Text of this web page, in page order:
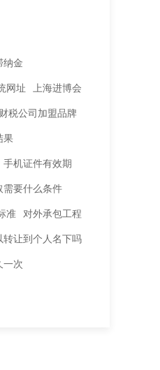
纳金
网址 上海进博会
财税公司加盟品牌
果
手机证件有效期
需要什么条件
准 对外承包工程
转让到个人名下吗
一次